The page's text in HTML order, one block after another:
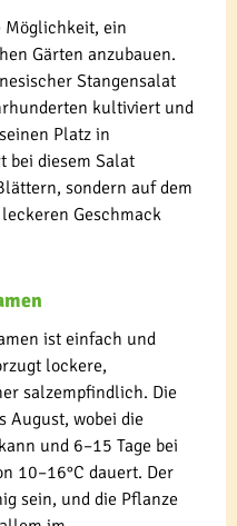
Möglichkeit, ein
Gärten anzubauen.
Stangensalat
kultiviert und
Platz in
bei diesem Salat
sondern auf dem
Geschmack
ist einfach und
lockere,
salzempfindlich. Die
August, wobei die
und 6–15 Tage bei
10–16°C dauert. Der
sein, und die Pflanze